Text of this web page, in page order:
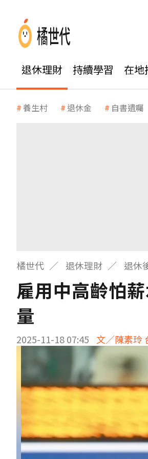
退休理財 持續學習 在地
養生村 退休金 自書遺囑
橘世代 退休理財 退休
雇用中高齡怕
量
2025-11-18 07:45 文／陳素玲